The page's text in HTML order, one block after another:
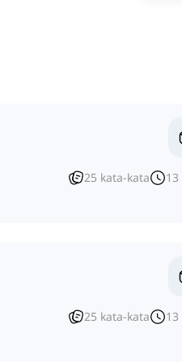
25 kata-kata 13
25 kata-kata 13